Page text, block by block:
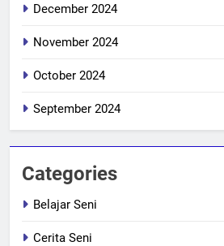
December 2024
November 2024
October 2024
September 2024
Categories
Belajar Seni
Cerita Seni